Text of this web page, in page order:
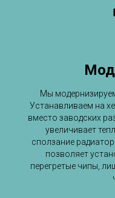
Мы
Устанавливаем на
вместо заводских
увеличивает
сползание
позволяет
перегретые чипы,